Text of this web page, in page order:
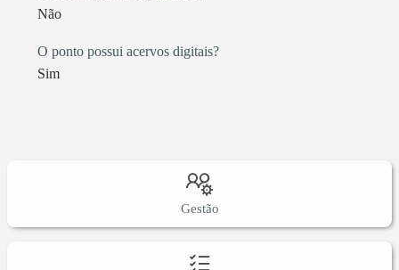
Não
O ponto possui acervos digitais?
Sim
Gestão